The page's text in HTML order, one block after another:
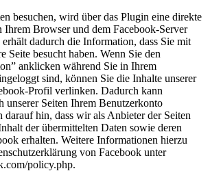
besuchen, wird über das Plugin eine direkte
Ihrem Browser und dem Facebook-Server
dadurch die Information, dass Sie mit
Seite besucht haben. Wenn Sie den
anklicken während Sie in Ihrem
sind, können Sie die Inhalte unserer
Profil verlinken. Dadurch kann
unserer Seiten Ihrem Benutzerkonto
darauf hin, dass wir als Anbieter der Seiten
der übermittelten Daten sowie deren
erhalten. Weitere Informationen hierzu
von Facebook unter
policy.php.